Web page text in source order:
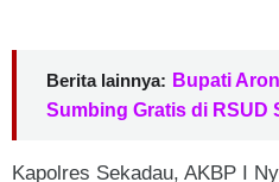
Berita lainnya: Bupati
Sumbing Gratis di RSUD
Kapolres Sekadau, AKBP I